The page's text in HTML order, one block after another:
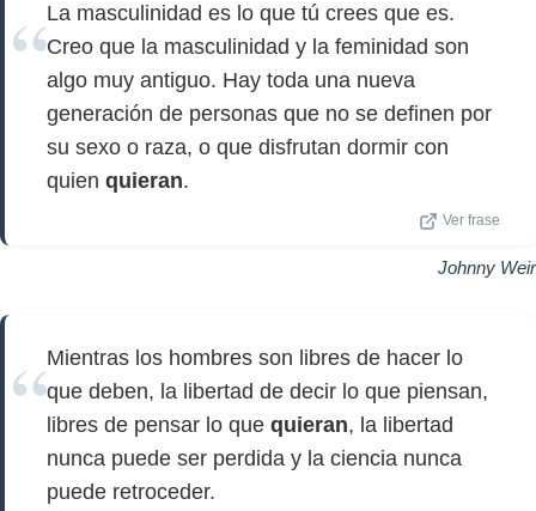
La masculinidad es lo que tú crees que es.
Creo que la masculinidad y la feminidad son
algo muy antiguo. Hay toda una nueva
generación de personas que no se definen por
su sexo o raza, o que disfrutan dormir con
quien quieran.
Ver frase
Johnny Weir
Mientras los hombres son libres de hacer lo
que deben, la libertad de decir lo que piensan,
libres de pensar lo que quieran, la libertad
nunca puede ser perdida y la ciencia nunca
puede retroceder.